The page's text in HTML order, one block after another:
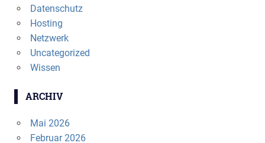
Datenschutz
Hosting
Netzwerk
Uncategorized
Wissen
ARCHIV
Mai 2026
Februar 2026